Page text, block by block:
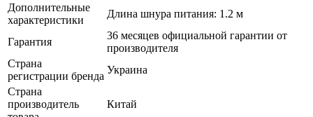
Дополнительные
характеристики
Длина шнура питания: 1.2 м
Гарантия
36 месяцев официальной гарантии от
производителя
Страна
регистрации бренда
Украина
Страна
производитель
Китай